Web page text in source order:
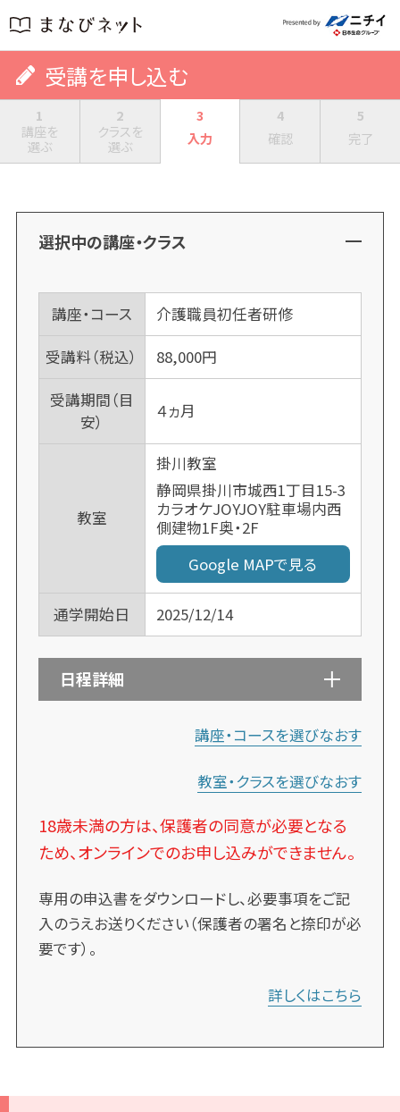
受講を申し込む
1
講座を
選ぶ
2
クラスを
選ぶ
3
入力
4
確認
5
完了
選択中の講座・クラス
講座・コース
介護職員初任者研修
受講料（税込）
88,000円
受講期間（目
安）
４ヵ月
教室
掛川教室
静岡県掛川市城西1丁目15-3
カラオケJOYJOY駐車場内西
側建物1F奥・2F
Google MAPで見る
通学開始日 2025/12/14
日程詳細
講座・コースを選びなおす
教室・クラスを選びなおす
18歳未満の方は、保護者の同意が必要となる
ため、オンラインでのお申し込みができません。
専用の申込書をダウンロードし、必要事項をご記
入のうえお送りください（保護者の署名と捺印が必
要です）。
詳しくはこちら